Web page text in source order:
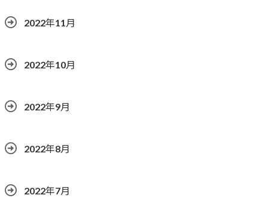
2022年11月
2022年10月
2022年9月
2022年8月
2022年7月